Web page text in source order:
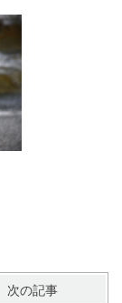
次の記事